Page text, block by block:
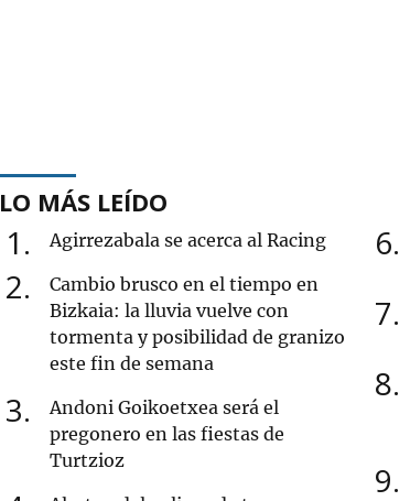
LO MÁS LEÍDO
1 Agirrezabala se acerca al Racing
2
Cambio brusco en el tiempo en
Bizkaia: la lluvia vuelve con
tormenta y posibilidad de granizo
este fin de semana
3
Andoni Goikoetxea será el
pregonero en las fiestas de
Turtzioz
6
7
8
9